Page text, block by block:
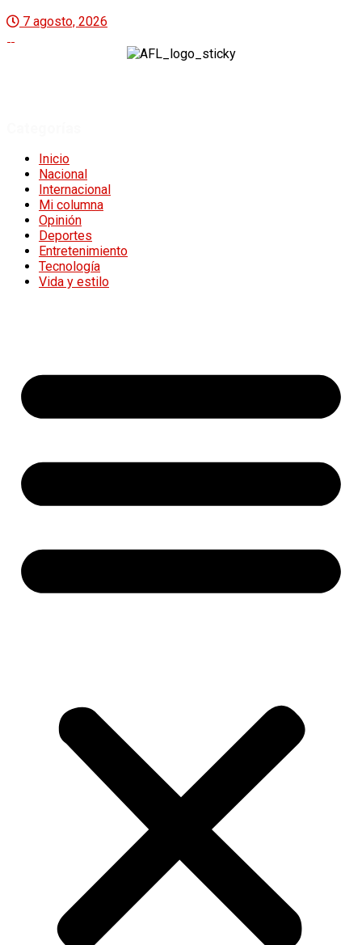
7 agosto, 2026
Inicio
Nacional
Internacional
Mi columna
Opinión
Deportes
Entretenimiento
Tecnología
Vida y estilo